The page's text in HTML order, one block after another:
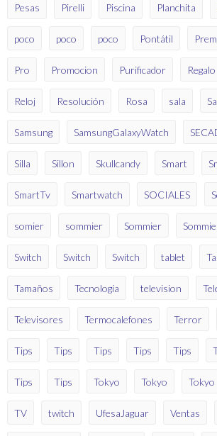
Pesas Pirelli Piscina Planchita
poco poco poco Pontátil
Pro Promocion Purificador Regalo
Reloj Resolución Rosa sala
Samsung SamsungGalaxyWatch
Silla Sillon Skullcandy Smart
SmartTv Smartwatch SOCIALES
somier sommier Sommier
Switch Switch Switch tablet
Tamaños Tecnología television
Televisores Termocalefones Terror
Tips Tips Tips Tips Tips
Tips Tips Tokyo Tokyo Tokyo
TV twitch UfesaJaguar Ventas